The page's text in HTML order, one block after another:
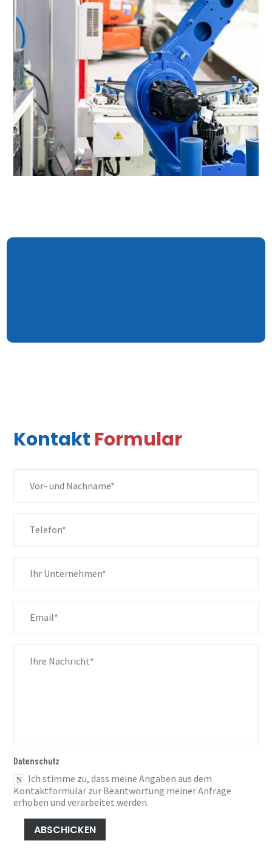
For 35 years, Pacha
Automation stands for
innovation, quality and
reliability.
Location
Ralph Pacha
Executive Director
Markus Hirsch
Produkte &
PaCo
assembly
THT Automation Lösungen
Roboter Automatisierung
Sonder-maschinen
Kontakt Formular
Datenschutz
Ich stimme zu, dass meine Angaben aus dem
Kontaktformular zur Beantwortung meiner Anfrage
erhoben und verarbeitet werden.
ABSCHICKEN